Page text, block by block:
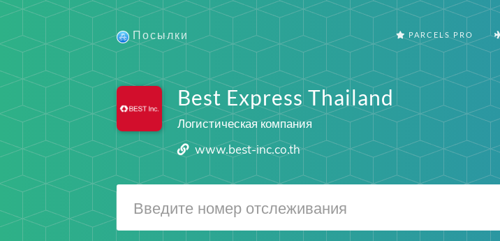
Посылки PARCELS PRO
Best Express Thailand
Логистическая компания
www.best-inc.co.th